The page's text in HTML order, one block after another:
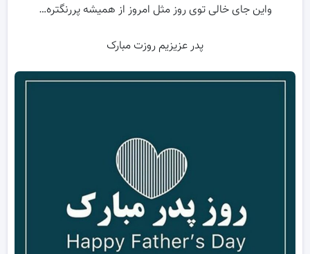
واین جای خالی توی روز مثل امروز از همیشه پررنگتره…
پدر عزیزیم روزت مبارک